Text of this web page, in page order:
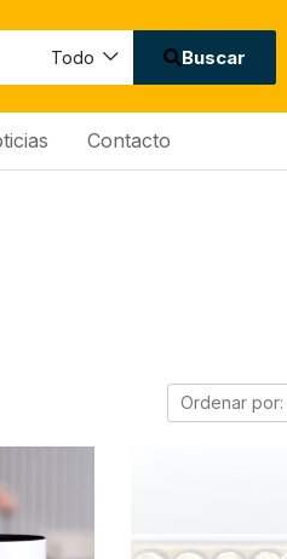
Todo Buscar
Contacto
Ordenar por: